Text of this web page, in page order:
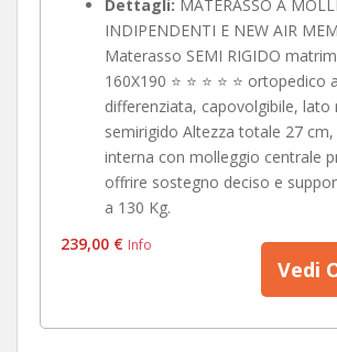
Dettagli: MATERASSO A
INDIPENDENTI E NEW AIR
Materasso SEMI RIGIDO
160X190 ⭐ ⭐ ⭐ ⭐ ⭐
differenziata, capovolgibile, lato
semirigido Altezza totale 27
interna con molleggio centrale
offrire sostegno deciso e
a 130 Kg.
239,00 € Info
Vedi